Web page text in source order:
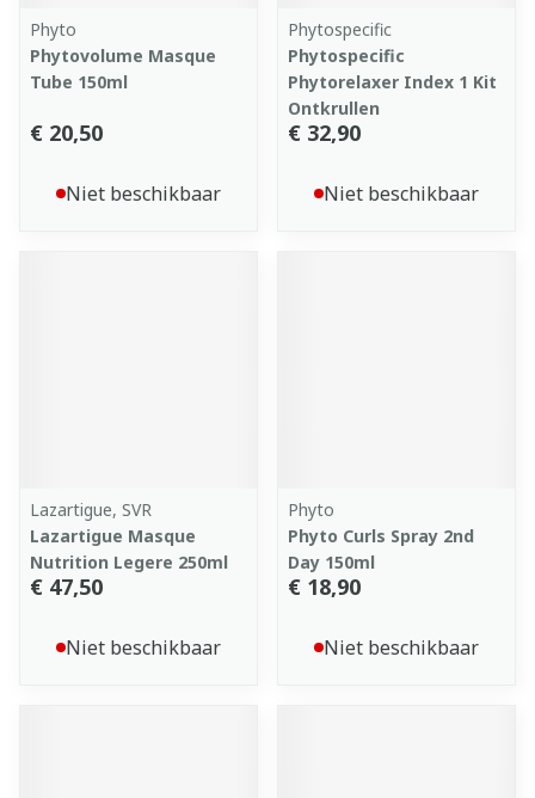
Phyto
Phytovolume Masque
Tube 150ml
€ 20,50
Niet beschikbaar
Phytospecific
Phytospecific
Phytorelaxer Index 1 Kit
Ontkrullen
€ 32,90
Niet beschikbaar
Lazartigue, SVR
Lazartigue Masque
Nutrition Legere 250ml
€ 47,50
Niet beschikbaar
Phyto
Phyto Curls Spray 2nd
Day 150ml
€ 18,90
Niet beschikbaar